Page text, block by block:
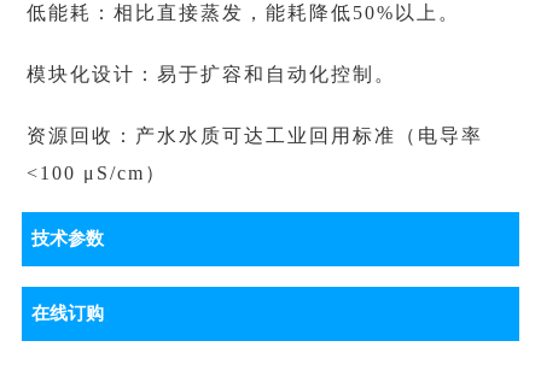
低能耗：相比直接蒸发，能耗降低50%以上。
模块化设计：易于扩容和自动化控制。
资源回收：产水水质可达工业回用标准（电导率
<100 μS/cm）
技术参数
在线订购